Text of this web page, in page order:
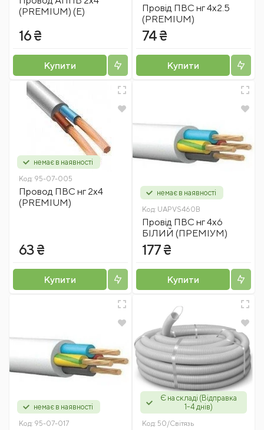
(PREMIUM) (E)
16 ₴
Купити
Провід ПВС нг 4x2.5
(PREMIUM)
74 ₴
Купити
немає в наявності
Код: 95-07-005
Провод ПВС нг 2х4
(PREMIUM)
63 ₴
Купити
немає в наявності
Код: UAPVS460B
Провід ПВС нг 4х6
БІЛИЙ (ПРЕМІУМ)
177 ₴
Купити
немає в наявності
Код: 95-07-017
Є на складі (Відправка
1-4 днів)
Код: 50/Світязь